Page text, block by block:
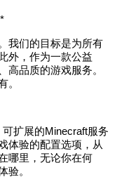
我们的目标是为所有
外，作为一款公益
高品质的游戏服务。
。
扩展的Minecraft服务
体验的配置选项，从
哪里，无论你在何
验。